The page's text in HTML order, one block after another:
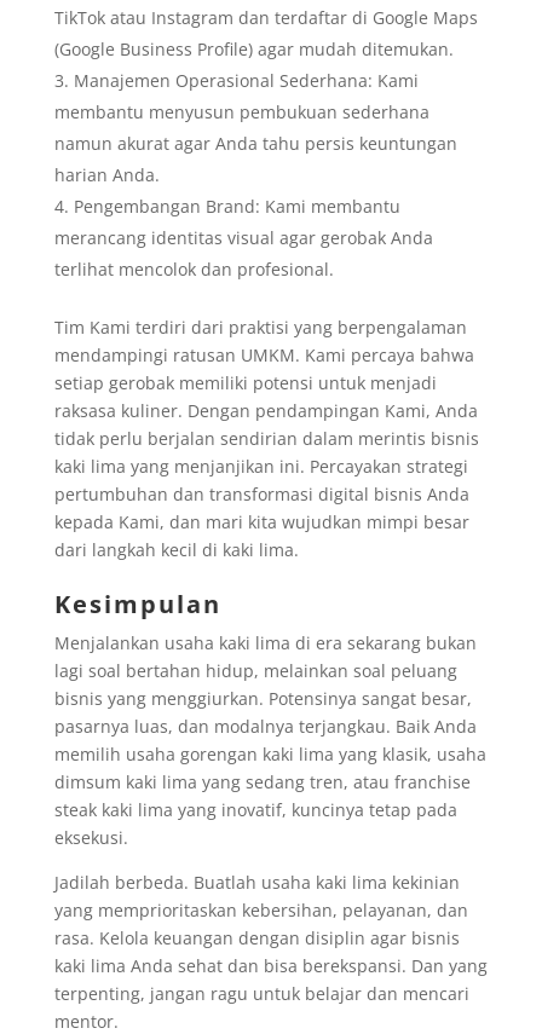
TikTok atau Instagram dan terdaftar di Google Maps
(Google Business Profile) agar mudah ditemukan.
Manajemen Operasional Sederhana: Kami
membantu menyusun pembukuan sederhana
namun akurat agar Anda tahu persis keuntungan
harian Anda.
Pengembangan Brand: Kami membantu
merancang identitas visual agar gerobak Anda
terlihat mencolok dan profesional.
Tim Kami terdiri dari praktisi yang berpengalaman
mendampingi ratusan UMKM. Kami percaya bahwa
setiap gerobak memiliki potensi untuk menjadi
raksasa kuliner. Dengan pendampingan Kami, Anda
tidak perlu berjalan sendirian dalam merintis bisnis
kaki lima yang menjanjikan ini. Percayakan strategi
pertumbuhan dan transformasi digital bisnis Anda
kepada Kami, dan mari kita wujudkan mimpi besar
dari langkah kecil di kaki lima.
Kesimpulan
Menjalankan usaha kaki lima di era sekarang bukan
lagi soal bertahan hidup, melainkan soal peluang
bisnis yang menggiurkan. Potensinya sangat besar,
pasarnya luas, dan modalnya terjangkau. Baik Anda
memilih usaha gorengan kaki lima yang klasik, usaha
dimsum kaki lima yang sedang tren, atau franchise
steak kaki lima yang inovatif, kuncinya tetap pada
eksekusi.
Jadilah berbeda. Buatlah usaha kaki lima kekinian
yang memprioritaskan kebersihan, pelayanan, dan
rasa. Kelola keuangan dengan disiplin agar bisnis
kaki lima Anda sehat dan bisa berekspansi. Dan yang
terpenting, jangan ragu untuk belajar dan mencari
mentor.